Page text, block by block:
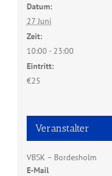
Datum:
27 Juni
Zeit:
10:00 - 23:00
Eintritt:
€25
Veranstalter
VBSK – Bordesholm
E-Mail